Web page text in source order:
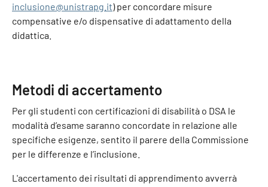
inclusione@unistrapg.it) per concordare misure
compensative e/o dispensative di adattamento della
didattica.
Metodi di accertamento
Per gli studenti con certificazioni di disabilità o DSA le
modalità d’esame saranno concordate in relazione alle
specifiche esigenze, sentito il parere della Commissione
per le differenze e l’inclusione.
L'accertamento dei risultati di apprendimento avverrà